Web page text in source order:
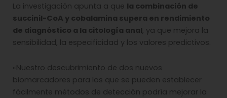
La investigación apunta a que la combinación de
succinil-CoA y cobalamina supera en rendimiento
de diagnóstico a la citología anal, ya que mejora la
sensibilidad, la especificidad y los valores predictivos.
«Nuestro descubrimiento de dos nuevos
biomarcadores para los que se pueden establecer
fácilmente métodos de detección podría mejorar la